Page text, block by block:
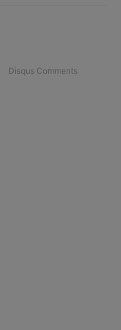
Disqus Comments